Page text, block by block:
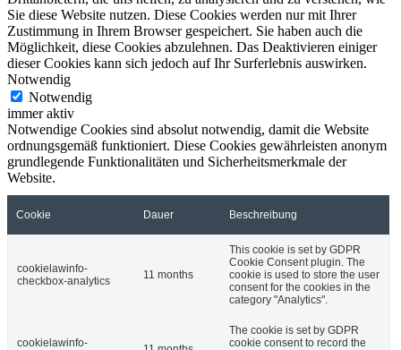
Sie diese Website nutzen. Diese Cookies werden nur mit Ihrer
Zustimmung in Ihrem Browser gespeichert. Sie haben auch die
Möglichkeit, diese Cookies abzulehnen. Das Deaktivieren einiger
dieser Cookies kann sich jedoch auf Ihr Surferlebnis auswirken.
Notwendig
Notwendig
immer aktiv
Notwendige Cookies sind absolut notwendig, damit die Website
ordnungsgemäß funktioniert. Diese Cookies gewährleisten anonym
grundlegende Funktionalitäten und Sicherheitsmerkmale der
Website.
Cookie Dauer Beschreibung
cookielawinfo-
checkbox-analytics
11 months
This cookie is set by GDPR
Cookie Consent plugin. The
cookie is used to store the user
consent for the cookies in the
category "Analytics".
cookielawinfo-
The cookie is set by GDPR
cookie consent to record the